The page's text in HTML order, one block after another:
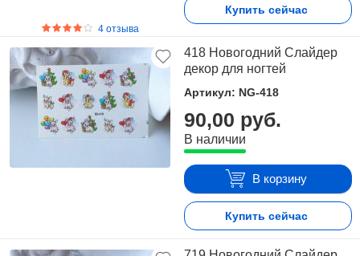
4 отзыва
Купить сейчас
418 Новогодний Слайдер
декор для ногтей
Артикул: NG-418
90,00 руб.
В наличии
В корзину
Купить сейчас